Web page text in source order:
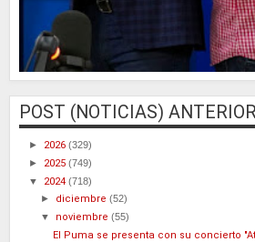
POST (NOTICIAS)
► 2026 (329)
► 2025 (749)
▼ 2024 (718)
► diciembre(52)
▼ noviembre(55)
El Puma se presenta con su concierto